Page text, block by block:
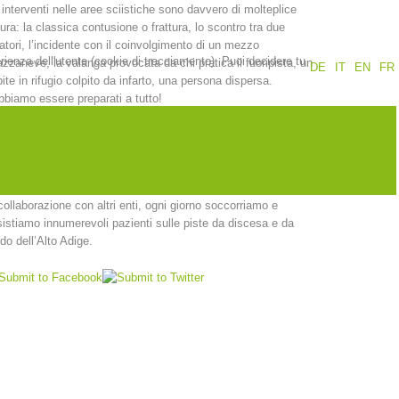
Rapporti annuali
Formazione
nelle aree sciistiche sono davvero di molteplice
la classica contusione o frattura, lo scontro tra due
l’incidente con il coinvolgimento di un mezzo
la valanga provocata da chi pratica il fuoripista, un
in rifugio colpito da infarto, una persona dispersa.
essere preparati a tutto!
con altri enti, ogni giorno soccorriamo e
innumerevoli pazienti sulle piste da discesa e da
dell’Alto Adige.
DE
IT EN FR
dell'utente (cookie di tracciamento). Puoi decidere tu